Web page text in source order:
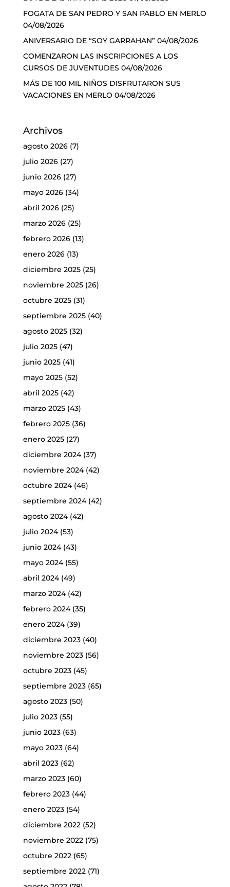
FOGATA DE SAN PEDRO Y SAN PABLO EN MERLO
04/08/2026
ANIVERSARIO DE “SOY GARRAHAN” 04/08/2026
COMENZARON LAS INSCRIPCIONES A LOS
CURSOS DE JUVENTUDES 04/08/2026
MÁS DE 100 MIL NIÑOS DISFRUTARON SUS
VACACIONES EN MERLO 04/08/2026
Archivos
agosto 2026(7)
julio 2026(27)
junio 2026(27)
mayo 2026(34)
abril 2026(25)
marzo 2026(25)
febrero 2026(13)
enero 2026(13)
diciembre 2025(25)
noviembre 2025(26)
octubre 2025(31)
septiembre 2025(40)
agosto 2025(32)
julio 2025(47)
junio 2025(41)
mayo 2025(52)
abril 2025(42)
marzo 2025(43)
febrero 2025(36)
enero 2025(27)
diciembre 2024(37)
noviembre 2024(42)
octubre 2024(46)
septiembre 2024(42)
agosto 2024(42)
julio 2024(53)
junio 2024(43)
mayo 2024(55)
abril 2024(49)
marzo 2024(42)
febrero 2024(35)
enero 2024(39)
diciembre 2023(40)
noviembre 2023(56)
octubre 2023(45)
septiembre 2023(65)
agosto 2023(50)
julio 2023(55)
junio 2023(63)
mayo 2023(64)
abril 2023(62)
marzo 2023(60)
febrero 2023(44)
enero 2023(54)
diciembre 2022(52)
noviembre 2022(75)
octubre 2022(65)
septiembre 2022(71)